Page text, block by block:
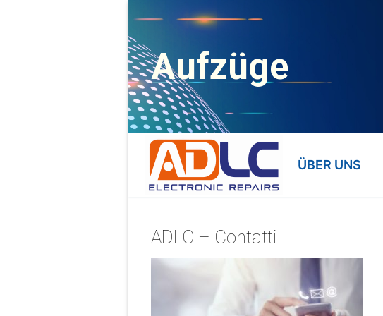
Aufzüge
ÜBER UNS
ADLC – Contatti